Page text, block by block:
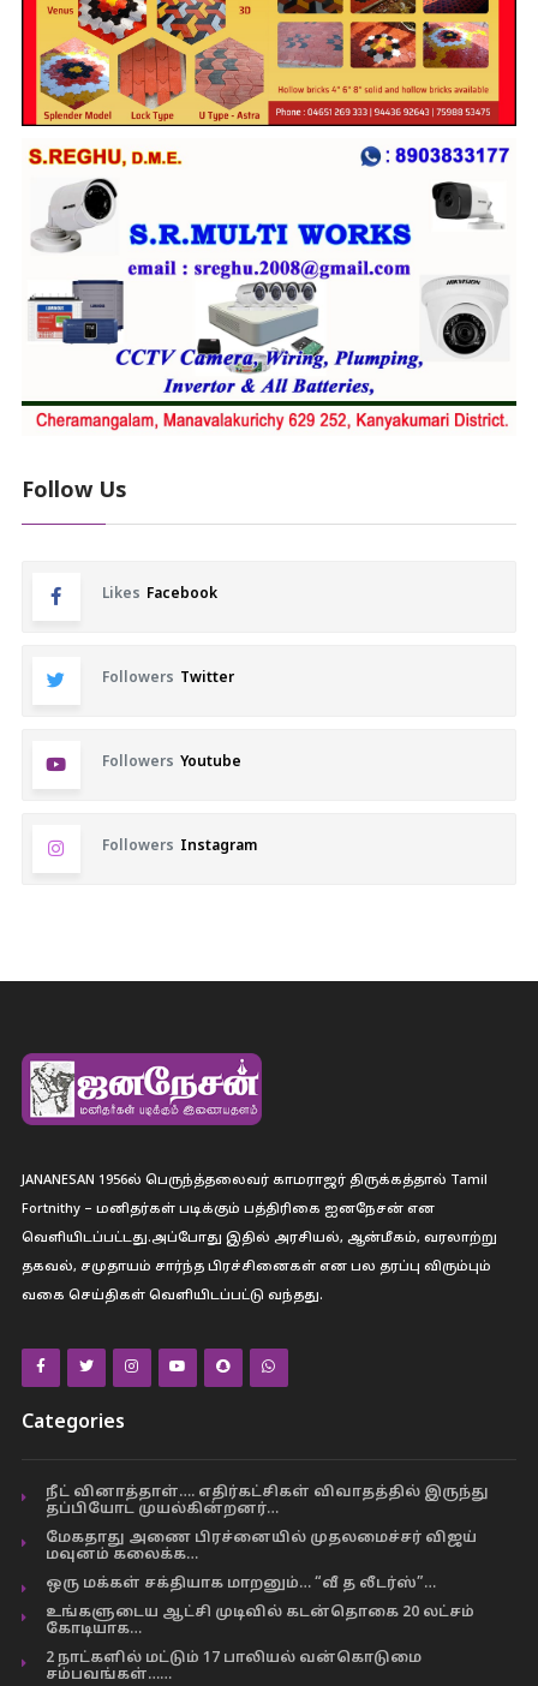
Follow Us
Likes Facebook
Followers Twitter
Followers Youtube
Followers Instagram
JANANESAN 1956ல் பெருந்த்தலைவர் காமராஜர் திருக்கத்தால் Tamil
Fortnithy – மனிதர்கள் படிக்கும் பத்திரிகை ஐனநேசன் என
வெளியிடப்பட்டது.அப்போது இதில் அரசியல், ஆன்மீகம், வரலாற்று
தகவல், சமுதாயம் சார்ந்த பிரச்சினைகள் என பல தரப்பு விரும்பும்
வகை செய்திகள் வெளியிடப்பட்டு வந்தது.
Categories
நீட் வினாத்தாள்…. எதிர்கட்சிகள் விவாதத்தில் இருந்து
தப்பியோட முயல்கின்றனர்…
மேகதாது அணை பிரச்னையில் முதலமைச்சர் விஜய்
மவுனம் கலைக்க…
ஒரு மக்கள் சக்தியாக மாறனும்… “வீ த லீடர்ஸ்”…
உங்களுடைய ஆட்சி முடிவில் கடன்தொகை 20 லட்சம்
கோடியாக…
2 நாட்களில் மட்டும் 17 பாலியல் வன்கொடுமை
சம்பவங்கள்……